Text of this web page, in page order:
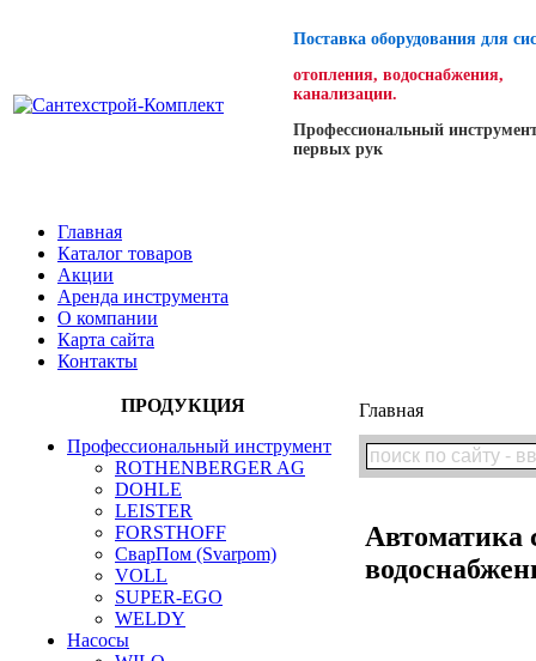
Поставка оборудования для
отопления, водоснабжения,
канализации.
Профессиональный
первых рук
Главная
Каталог товаров
Акции
Аренда инструмента
О компании
Карта сайта
Контакты
ПРОДУКЦИЯ
Профессиональный инструмент
ROTHENBERGER AG
DOHLE
LEISTER
FORSTHOFF
СварПом (Svarpom)
VOLL
SUPER-EGO
WELDY
Насосы
Главная
Автоматика